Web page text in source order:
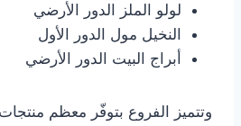
لولو الملز الدور الأرضي
النخيل مول الدور الأول
أبراج البيت الدور الأرضي
وتتميز الفروع بتوفّر معظم